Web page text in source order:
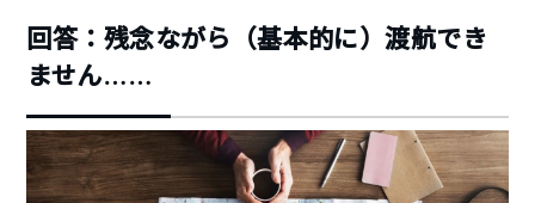
回答：残念ながら（基本的に）渡航でき
ません……